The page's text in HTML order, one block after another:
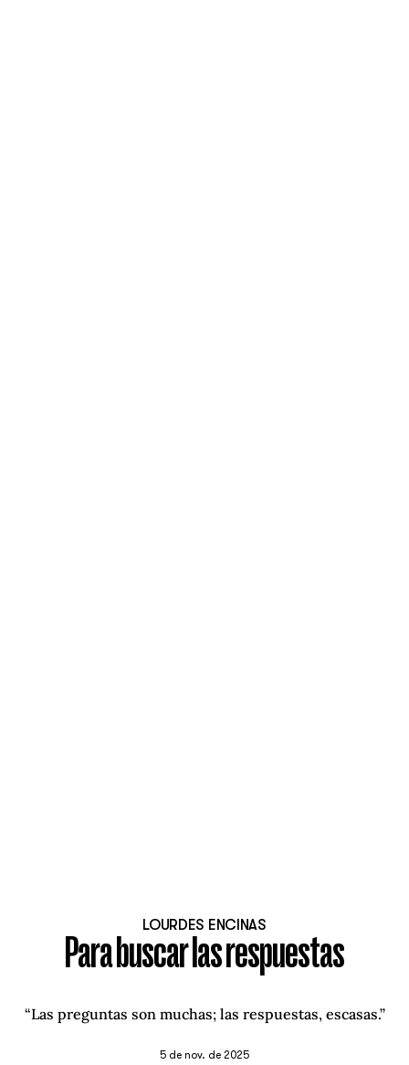
LOURDES ENCINAS
Para buscar las respuestas
“Las preguntas son muchas; las respuestas, escasas.”
5 de nov. de 2025